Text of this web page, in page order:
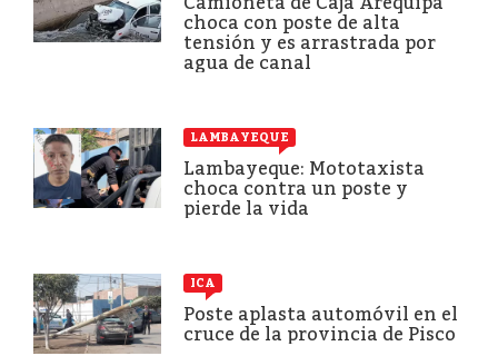
choca con poste de alta
tensión y es arrastrada por
agua de canal
LAMBAYEQUE
Lambayeque: Mototaxista
choca contra un poste y
pierde la vida
ICA
Poste aplasta automóvil en el
cruce de la provincia de Pisco